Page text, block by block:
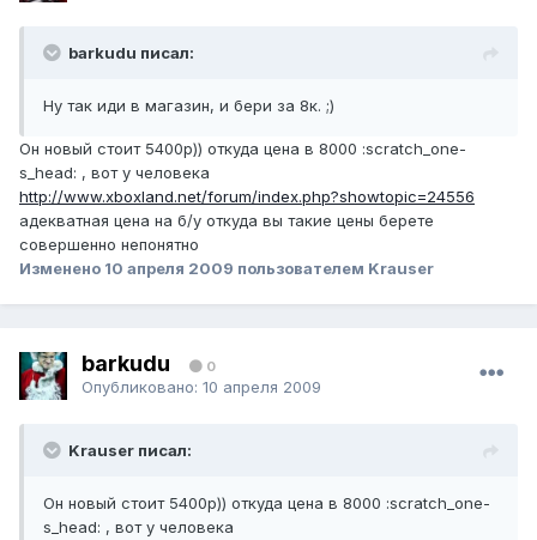
barkudu писал:
Ну так иди в магазин, и бери за 8к. ;)
Он новый стоит 5400р)) откуда цена в 8000 :scratch_one-
s_head: , вот у человека
http://www.xboxland.net/forum/index.php?showtopic=24556
адекватная цена на б/у откуда вы такие цены берете
совершенно непонятно
Изменено 10 апреля 2009 пользователем Krauser
barkudu 0
Опубликовано: 10 апреля 2009
Krauser писал:
Он новый стоит 5400р)) откуда цена в 8000 :scratch_one-
s_head: , вот у человека